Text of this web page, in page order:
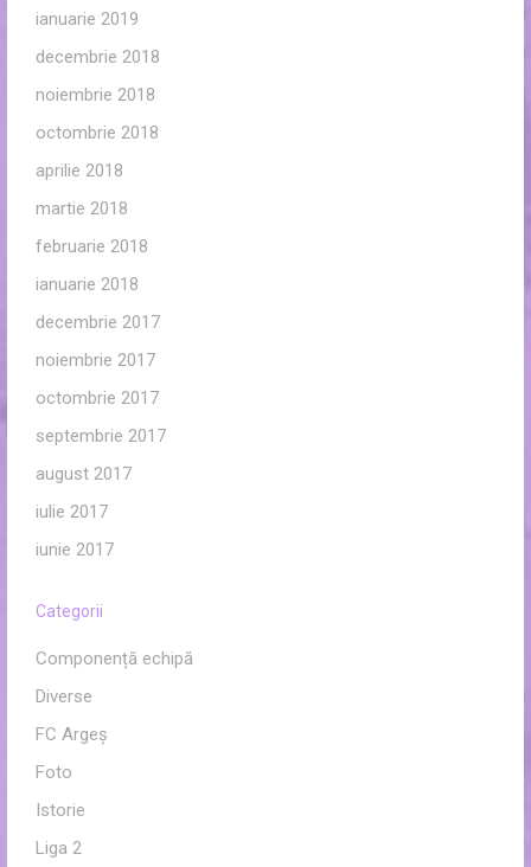
ianuarie 2019
decembrie 2018
noiembrie 2018
octombrie 2018
aprilie 2018
martie 2018
februarie 2018
ianuarie 2018
decembrie 2017
noiembrie 2017
octombrie 2017
septembrie 2017
august 2017
iulie 2017
iunie 2017
Categorii
Componență echipă
Diverse
FC Argeș
Foto
Istorie
Liga 2